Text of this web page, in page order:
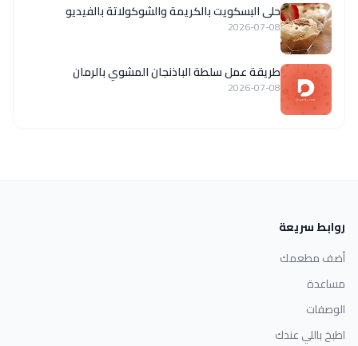
حلى البسكويت بالكريمة والشوكولاتة بالفيديو
2026-07-08
طريقة عمل سلطة الباذنجان المشوي بالرمان
2026-07-08
روابط سريعة
أضف مطعمك
مساعدة
الوصفات
اطبخ باللي عندك